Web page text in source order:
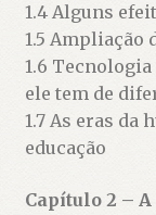
1.4 Alguns
1.5 Ampliação
1.6
ele tem de
1.7 As eras da
educação
Capítulo 2 – A